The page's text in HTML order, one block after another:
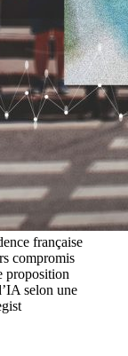
française
compromis
proposition
selon une